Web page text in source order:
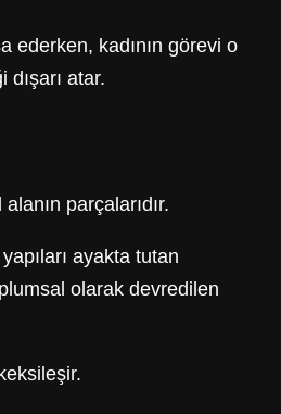
ederken, kadının görevi o
atar.
parçalarıdır.
ayakta tutan
olarak devredilen